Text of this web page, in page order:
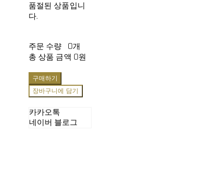
품절된 상품입니
다.
주문 수량
0개
총 상품 금액 0원
구매하기
장바구니에 담기
카카오톡
네이버 블로그